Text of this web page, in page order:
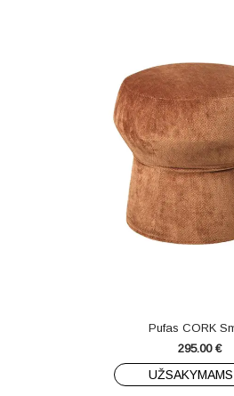
Pufas CORK
295.00 €